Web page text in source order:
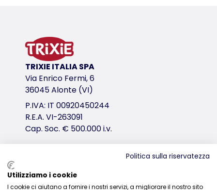
TRIXIE ITALIA SPA
Via Enrico Fermi, 6
36045 Alonte (VI)
P.IVA: IT 00920450244
R.E.A. VI-263091
Cap. Soc. € 500.000 i.v.
Distribuzione
0444-835329
Politica sulla riservatezza
Utilizziamo i cookie
I cookie ci aiutano a fornire i nostri servizi, a migliorare il nostro sito